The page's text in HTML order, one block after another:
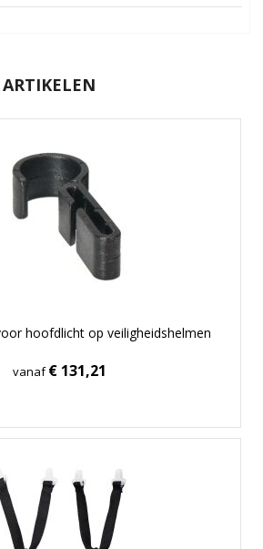
hoofdlicht op veiligheidshelmen
vanaf€ 131,21